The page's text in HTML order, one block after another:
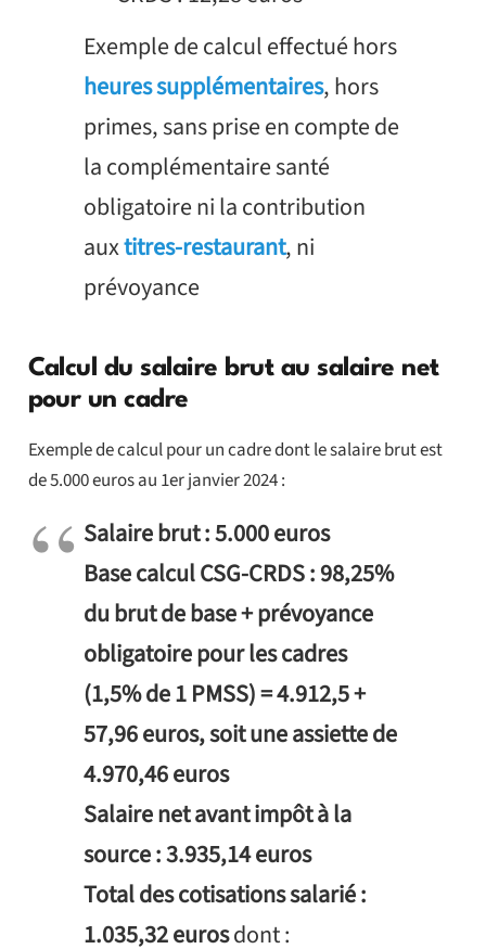
Exemple de calcul effectué hors
heures supplémentaires, hors
primes, sans prise en compte de
la complémentaire santé
obligatoire ni la contribution
auxtitres-restaurant, ni
prévoyance
Calcul du salaire brut au salaire net
pour un cadre
Exemple de calcul pour un cadre dont le salaire brut est
de 5.000 euros au 1er janvier 2024 :
Salaire brut : 5.000 euros
Base calcul CSG-CRDS : 98,25%
du brut de base + prévoyance
obligatoire pour les cadres
(1,5% de 1 PMSS) = 4.912,5 +
57,96 euros, soit une assiette de
4.970,46 euros
Salaire net avant impôt à la
source : 3.935,14 euros
Total des cotisations salarié :
1.035,32 eurosdont :